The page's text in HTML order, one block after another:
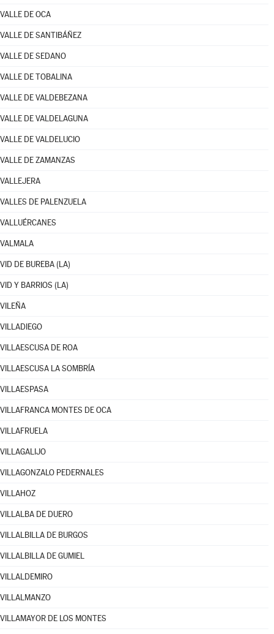
VALLE DE OCA
VALLE DE SANTIBÁÑEZ
VALLE DE SEDANO
VALLE DE TOBALINA
VALLE DE VALDEBEZANA
VALLE DE VALDELAGUNA
VALLE DE VALDELUCIO
VALLE DE ZAMANZAS
VALLEJERA
VALLES DE PALENZUELA
VALLUÉRCANES
VALMALA
VID DE BUREBA (LA)
VID Y BARRIOS (LA)
VILEÑA
VILLADIEGO
VILLAESCUSA DE ROA
VILLAESCUSA LA SOMBRÍA
VILLAESPASA
VILLAFRANCA MONTES DE OCA
VILLAFRUELA
VILLAGALIJO
VILLAGONZALO PEDERNALES
VILLAHOZ
VILLALBA DE DUERO
VILLALBILLA DE BURGOS
VILLALBILLA DE GUMIEL
VILLALDEMIRO
VILLALMANZO
VILLAMAYOR DE LOS MONTES